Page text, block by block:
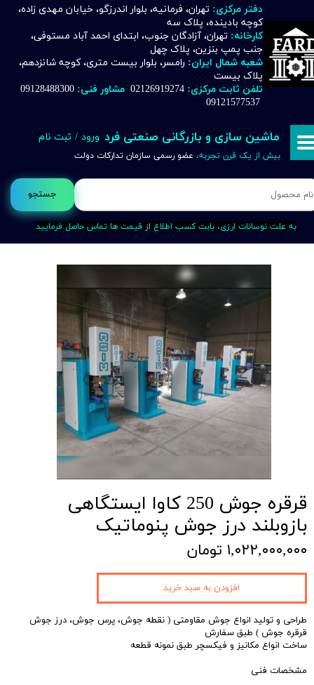
جستجو
دفتر مرکزی: تهران، فرمانیه، بلوار اندرزگو، خیابان مهدی زاده،
کوچه بادینده، پلاک سه
کارخانه: تهران، آزادگان جنوب، ابتدای احمد آباد مستوفی،
جنب پمپ بنزین، پلاک چهل
شعبه شمال ایران: رامسر، بلوار بیست متری، کوچه شانزدهم،
پلاک بیست
تلفن ثابت مرکزی: 02126919274 مشاور فنی:
09121577537
ماشین سازی و بازرگانی صنعتی فرد
بیش از یک قرن تجربه، عضو رسمی سازمان تدارکات دولت
ورود / ثبت نام
حساب کاربری من
تغییر گذر واژه
خروج از حساب کاربری
به علت نوسانات ارزی، بابت کسب اطلاع از قیمت ها تماس حاصل فرمایید
قرقره جوش 250 کاوا ایستگاهی
بازوبلند درز جوش پنوماتیک
۱,۰۲۲,۰۰۰,۰۰۰ تومان
طراحی و تولید انواع جوش مقاومتی ( نقطه جوش، پرس جوش، درز جوش
قرقره جوش ) طبق سفارش
ساخت انواع مکانیز و فیکسچر طبق نمونه قطعه
مشخصات فنی
افزودن به سبد خرید